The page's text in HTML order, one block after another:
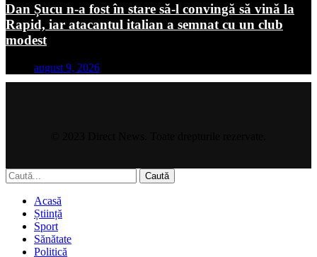
Dan Șucu n-a fost în stare să-l convingă să vină la
Rapid, iar atacantul italian a semnat cu un club
modest
august 9, 2026
Caută
Acasă
Știință
Sport
Sănătate
Politică